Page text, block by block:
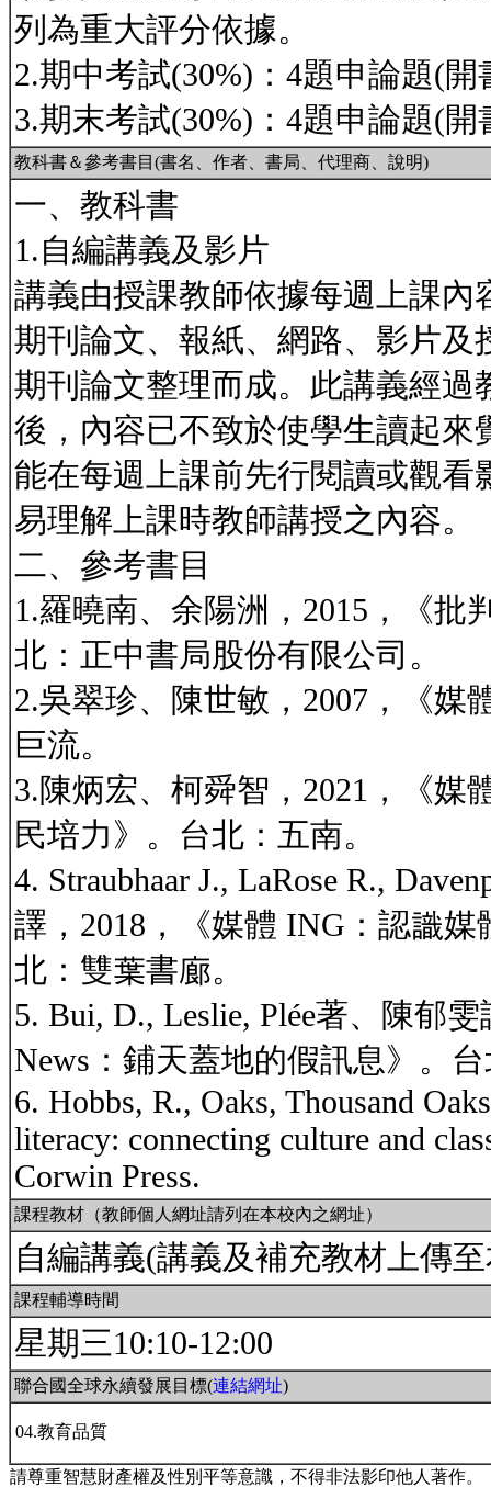
列為重大評分依據。
2.期中考試(30%)：4題申論題(開
3.期末考試(30%)：4題申論題(開
教科書＆參考書目(書名、作者、書局、代理商、說明)
一、教科書
1.自編講義及影片
講義由授課教師依據每週上課內
期刊論文、報紙、網路、影片及
期刊論文整理而成。此講義經過
後，內容已不致於使學生讀起來
能在每週上課前先行閱讀或觀看
易理解上課時教師講授之內容。
二、參考書目
1.羅曉南、余陽洲，2015，《批
北：正中書局股份有限公司。
2.吳翠珍、陳世敏，2007，《媒
巨流。
3.陳炳宏、柯舜智，2021，《媒
民培力》。台北：五南。
4. Straubhaar J., LaRose R.,
譯，2018，《媒體 ING：認識
北：雙葉書廊。
5. Bui, D., Leslie, Plée著、陳郁雯
News：鋪天蓋地的假訊息》。
6. Hobbs, R., Oaks, Thousand
literacy: connecting culture and
Corwin Press.
課程教材（教師個人網址請列在本校內之網址）
自編講義(講義及補充教材上傳至
課程輔導時間
星期三10:10-12:00
聯合國全球永續發展目標(連結網址)
04.教育品質
請尊重智慧財產權及性別平等意識，不得非法影印他人著作。